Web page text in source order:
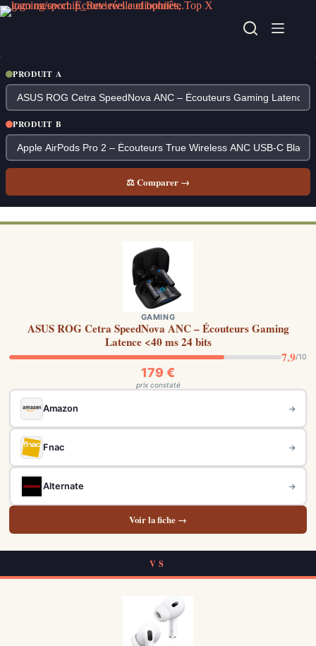
Passer
au
PRODUIT A
PRODUIT B
⚖ Comparer →
GAMING
ASUS ROG Cetra SpeedNova ANC – Écouteurs Gaming
Latence <40 ms 24 bits
7.9/10
179 €
prix constaté
Amazon →
Fnac →
Alternate →
Voir la fiche →
VS